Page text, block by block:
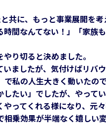
共に、もっと事業展開を
時間なんてない！」「家
り切ると決めました。
ましたが、気付けばリバ
私の人生大きく動いたの
たい」でしたが、やって
ってくれる様になり、元
乗効果が半端なく嬉しい